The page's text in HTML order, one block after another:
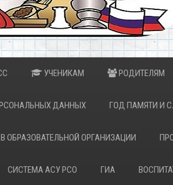
УЧЕНИКАМ РОДИТЕЛЯМ
ДАННЫХ ГОД ПАМЯТИ И
ОБРАЗОВАТЕЛЬНОЙ ОРГАНИЗАЦИИ
СИСТЕМА АСУ РСО ГИА